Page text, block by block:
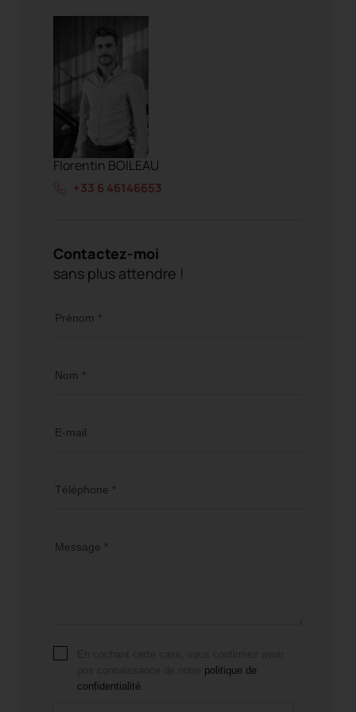
Florentin BOILEAU
+33 6 46146653
Contactez-moi
sans plus attendre !
Prénom *
Nom *
E-mail
Téléphone *
Message *
politique de
confidentialité